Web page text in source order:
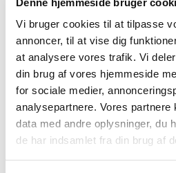
Vi bruger cookies til at tilpasse
annoncer, til at vise dig
at analysere vores trafik. Vi
din brug af vores hjemmeside
for sociale medier,
analysepartnere. Vores partnere
data med andre oplysninger, du
de har indsamlet fra din brug af
Nyt stof omfattet af
euforiserende stoffer
|3. maj 2023 |
I Indenrigs- og
2446 af 12. december 2021 om
Invitation til